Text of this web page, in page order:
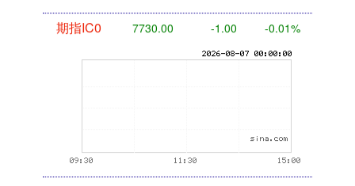
+0.57%